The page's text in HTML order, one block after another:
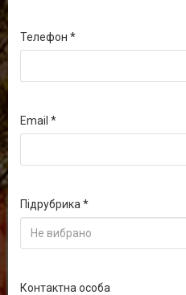
Телефон
Email
Підрубрика
Не вибрано
Контактна особа